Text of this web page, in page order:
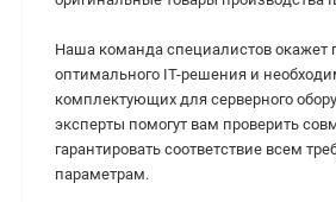
Наша команда специалистов окажет
оптимального IT-решения и
комплектующих для серверного
эксперты помогут вам проверить
гарантировать соответствие всем
параметрам.